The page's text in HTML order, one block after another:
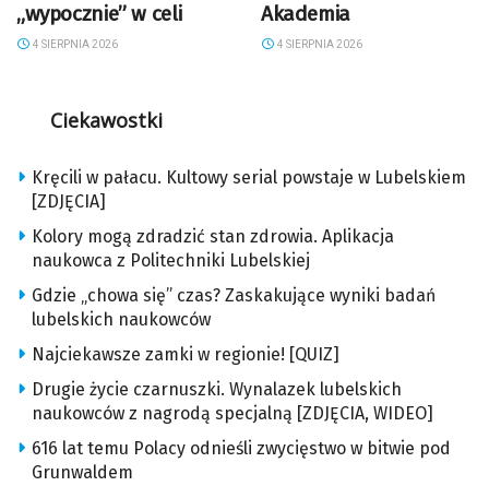
„wypocznie” w celi
4 SIERPNIA 2026
Akademia
4 SIERPNIA 2026
Ciekawostki
Kręcili w pałacu. Kultowy serial powstaje w Lubelskiem
[ZDJĘCIA]
Kolory mogą zdradzić stan zdrowia. Aplikacja
naukowca z Politechniki Lubelskiej
Gdzie „chowa się” czas? Zaskakujące wyniki badań
lubelskich naukowców
Najciekawsze zamki w regionie! [QUIZ]
Drugie życie czarnuszki. Wynalazek lubelskich
naukowców z nagrodą specjalną [ZDJĘCIA, WIDEO]
616 lat temu Polacy odnieśli zwycięstwo w bitwie pod
Grunwaldem